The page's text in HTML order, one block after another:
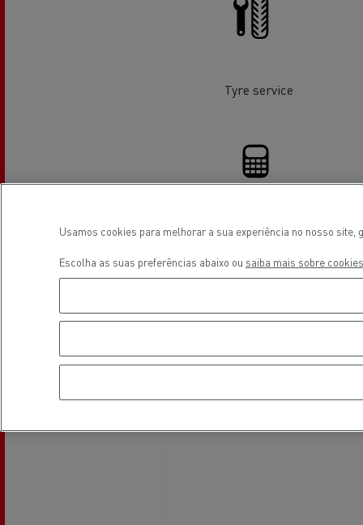
website Used Trucks By Renault
Recolha de resíduos
Tyre service
Financing
Usamos cookies para melhorar a sua experiência no nosso
Escolha as suas preferências abaixo ou saiba mais sobre cookies.